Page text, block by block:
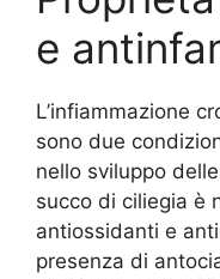
e
L’infiammazione
sono due
nello sviluppo
succo di ciliegia è
antiossidanti e
presenza di